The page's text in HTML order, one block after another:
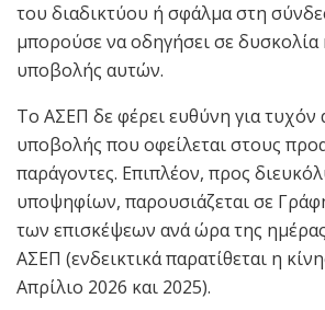
του διαδικτύου ή σφάλμα στη
μπορούσε να οδηγήσει σε δυσκολία
υποβολής αυτών.
Το ΑΣΕΠ δε φέρει ευθύνη για τυχόν
υποβολής που οφείλεται στους
παράγοντες. Επιπλέον, προς
υποψηφίων, παρουσιάζεται σε
των επισκέψεων ανά ώρα της
ΑΣΕΠ (ενδεικτικά παρατίθεται η
Απρίλιο 2026 και 2025).